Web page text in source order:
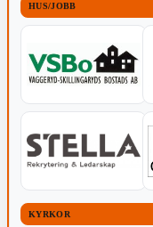
HUS/JOBB
KYRKOR